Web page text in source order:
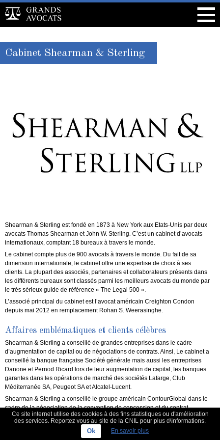
Ce site internet utilise des cookies à des fins statistiques ou d'amélioration
des services. Reportez vous au site de la CNIL pour plus d\informations.
Ok En savoir plus
Cabinet Shearman & Sterling
Shearman & Sterling est fondé en 1873 à New York aux Etats-Unis par deux
avocats Thomas Shearman et John W. Sterling. C’est un cabinet d’avocats
internationaux, comptant 18 bureaux à travers le monde.
Le cabinet compte plus de 900 avocats à travers le monde. Du fait de sa
dimension internationale, le cabinet offre une expertise de choix à ses
clients. La plupart des associés, partenaires et collaborateurs présents dans
les différents bureaux sont classés parmi les meilleurs avocats du monde par
le très sérieux guide de référence « The Legal 500 ».
L’associé principal du cabinet est l’avocat américain Creighton Condon
depuis mai 2012 en remplacement Rohan S. Weerasinghe.
Affaires emblématiques et clients célèbres
Shearman & Sterling a conseillé de grandes entreprises dans le cadre
d’augmentation de capital ou de négociations de contrats. Ainsi, Le cabinet a
conseillé la banque française Société générale mais aussi les entreprises
Danone et Pernod Ricard lors de leur augmentation de capital, les banques
garantes dans les opérations de marché des sociétés Lafarge, Club
Méditerranée SA, Peugeot SA et Alcatel-Lucent.
Shearman & Sterling a conseillé le groupe américain ContourGlobal dans le
cadre de la négociation de la convention de concession et du contrat
d’achat/vente d’énergie électrique, ainsi que sur les aspects américain du
financement de la centrale électrique de Lomé. C’est un des investissements
les plus significatifs dans le secteur de l’énergie en Afrique de l’Ouest.